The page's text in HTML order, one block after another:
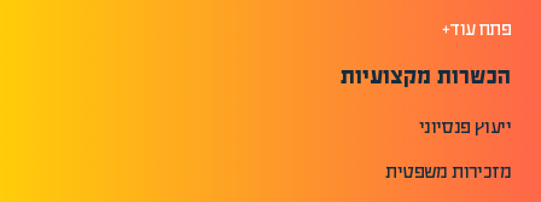
פתח עוד+
הכשרות מקצועיות
ייעוץ פנסיוני
מזכירות משפטית